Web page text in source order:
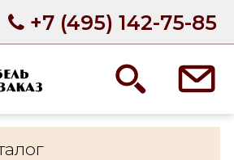
+7 (495) 142-75-85